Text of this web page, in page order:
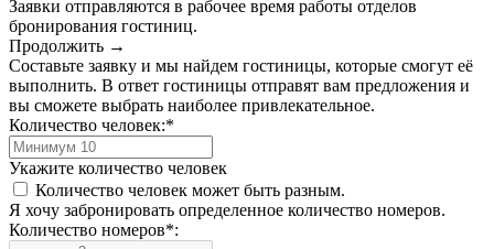
Заявки отправляются в рабочее время работы отделов
бронирования гостиниц.
Продолжить →
Составьте заявку и мы найдем гостиницы, которые смогут её
выполнить. В ответ гостиницы отправят вам предложения и
вы сможете выбрать наиболее привлекательное.
Количество человек:*
Укажите количество человек
Количество человек может быть разным.
Я хочу забронировать определенное количество номеров.
Количество номеров*: